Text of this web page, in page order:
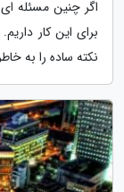
برای این کار
نکته ساده را به